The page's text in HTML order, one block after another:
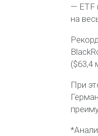
— ETF
на
($63,4
При